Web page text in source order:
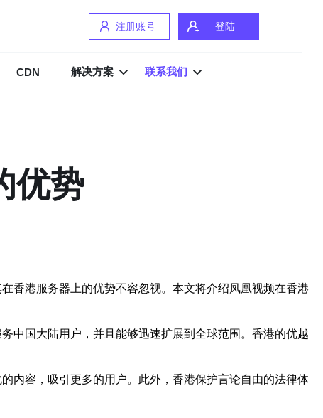
注册账号 登陆
CDN 解决方案 联系我们
优势
香港服务器上的优势不容忽视。本文将介绍凤凰视频在香港
中国大陆用户，并且能够迅速扩展到全球范围。香港的优越
内容，吸引更多的用户。此外，香港保护言论自由的法律体